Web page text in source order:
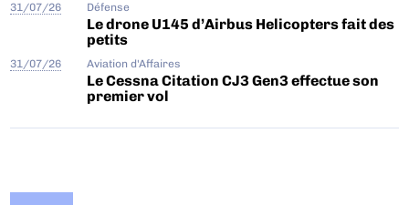
31/07/26 Défense
Le drone U145 d’Airbus Helicopters fait des
petits
31/07/26 Aviation d'Affaires
Le Cessna Citation CJ3 Gen3 effectue son
premier vol